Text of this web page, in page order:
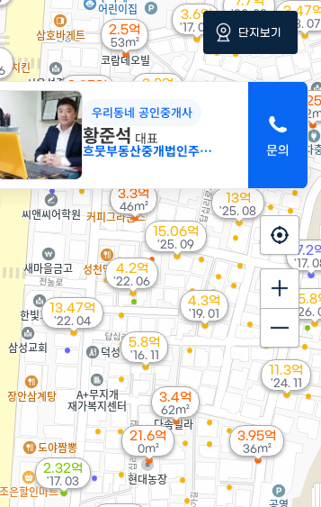
5.8
'26.
3.8억
2.5억
53m²
37m²
3.3억
46m²
15.06억
'25. 09
13억
'25. 08
3.95억
36m²
11.3억
'24. 11
21.6억
0m²
월
4.2억
'22. 06
13.47억
'22. 04
3.4억
62m²
'20. 03
11.2억
'19. 08
4.3억
'19. 01
3.47
'18. 07
7.2
'17.
10.3억
'17. 03
2.32억
'17. 03
3.6억
'17. 02
5.8억
'16. 11
우리동네 공인중개사
황준석 대표
흐뭇부동산중개법인주식회사
단지보기